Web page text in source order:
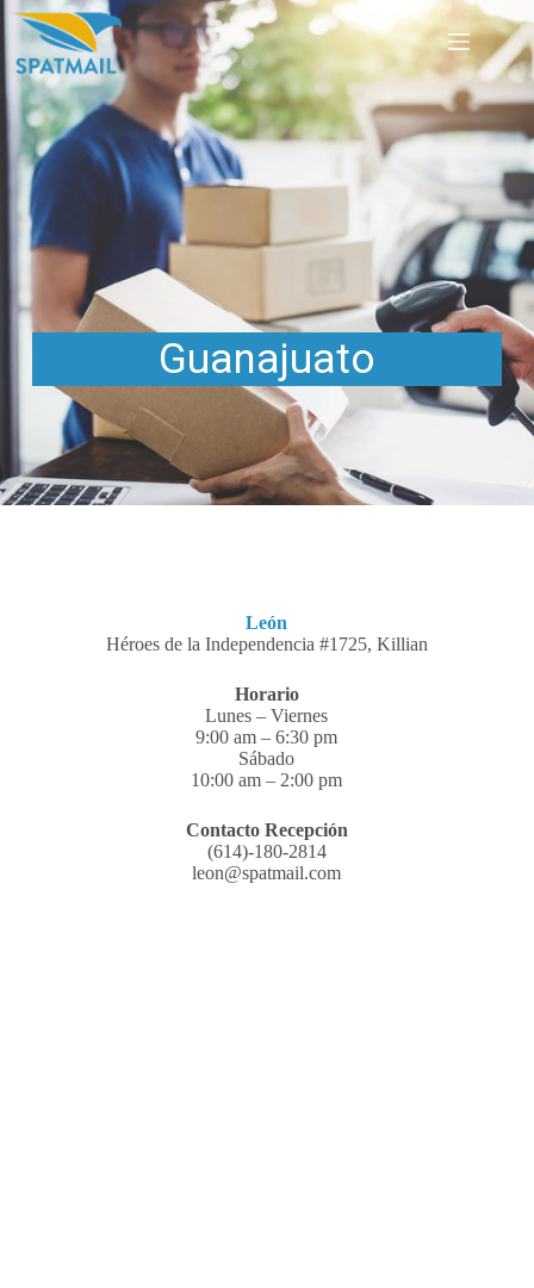
Guanajuato
León
Héroes de la Independencia #1725, Killian
Horario
Lunes – Viernes
9:00 am – 6:30 pm
Sábado
10:00 am – 2:00 pm
Contacto Recepción
(614)-180-2814
leon@spatmail.com